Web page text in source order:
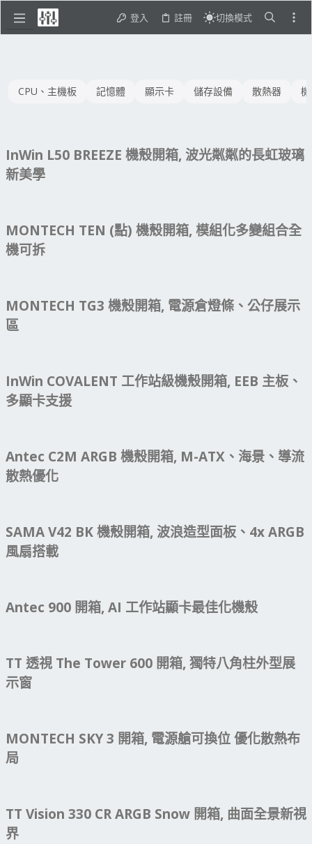
登入 註冊 切換模式
CPU、主機板 記憶體 顯示卡 儲存設備 散熱器
InWin L50 BREEZE 機殼開箱, 波光粼粼的長虹玻璃
新美學
MONTECH TEN (點) 機殼開箱, 模組化多變組合全
機可拆
MONTECH TG3 機殼開箱, 電源倉燈條、公仔展示
區
InWin COVALENT 工作站級機殼開箱, EEB 主板、
多顯卡支援
Antec C2M ARGB 機殼開箱, M-ATX、海景、導流
散熱優化
SAMA V42 BK 機殼開箱, 波浪造型面板、4x ARGB
風扇搭載
Antec 900 開箱, AI 工作站顯卡最佳化機殼
TT 透視 The Tower 600 開箱, 獨特八角柱外型展
示窗
MONTECH SKY 3 開箱, 電源艙可換位 優化散熱布
局
TT Vision 330 CR ARGB Snow 開箱, 曲面全景新視
界